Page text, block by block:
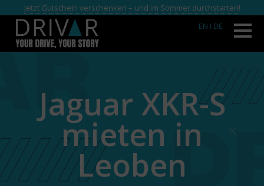
Jetzt Gutschein verschenken – und im Sommer durchstarten!
EN I DE
Jaguar XKR-S
mieten in
Leoben